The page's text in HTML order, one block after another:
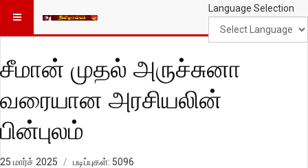
Language Selection
சீமான் முதல் அருச்சுனா
வரையான அரசியலின்
பின்புலம்
25 மார்ச் 2025 படிப்புகள்: 5096